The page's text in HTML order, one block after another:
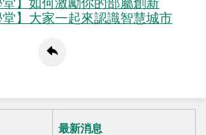
堂】如何激勵你的部屬創新
堂】大家一起來認識智慧城市
最新消息